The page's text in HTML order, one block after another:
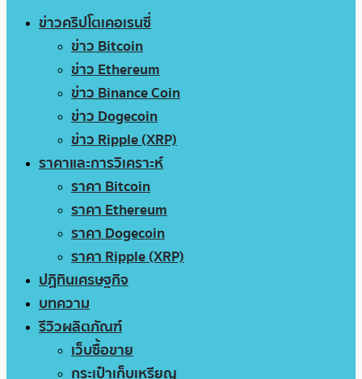
ข่าวคริปโตเคอเรนซี่
ข่าว Bitcoin
ข่าว Ethereum
ข่าว Binance Coin
ข่าว Dogecoin
ข่าว Ripple (XRP)
ราคาและการวิเคราะห์
ราคา Bitcoin
ราคา Ethereum
ราคา Dogecoin
ราคา Ripple (XRP)
ปฏิทินเศรษฐกิจ
บทความ
รีวิวผลิตภัณฑ์
เว็บซื้อขาย
กระเป๋าเก็บเหรียญ